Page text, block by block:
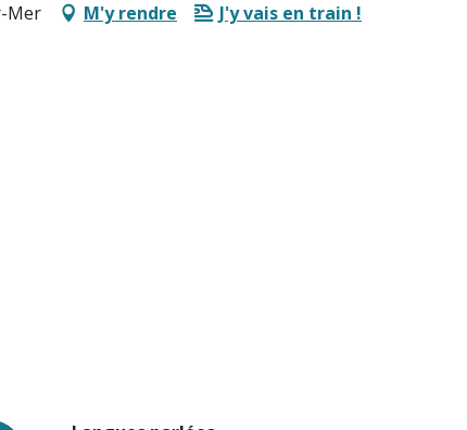
Mer M'y rendre J'y vais en train !